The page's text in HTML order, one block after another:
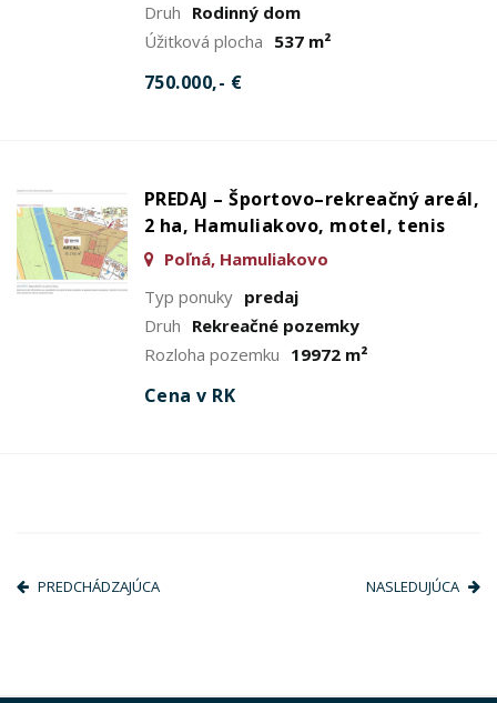
Druh Rodinný dom
Úžitková plocha 537 m²
750.000,- €
PREDAJ – Športovo–rekreačný areál,
2 ha, Hamuliakovo, motel, tenis
Poľná, Hamuliakovo
Typ ponuky predaj
Druh Rekreačné pozemky
Rozloha pozemku 19972 m²
Cena v RK
PREDCHÁDZAJÚCA NASLEDUJÚCA